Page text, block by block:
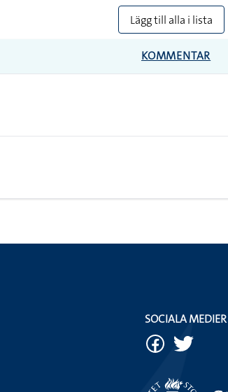
Lägg till alla i lista
KOMMENTAR
SOCIALA MEDIER